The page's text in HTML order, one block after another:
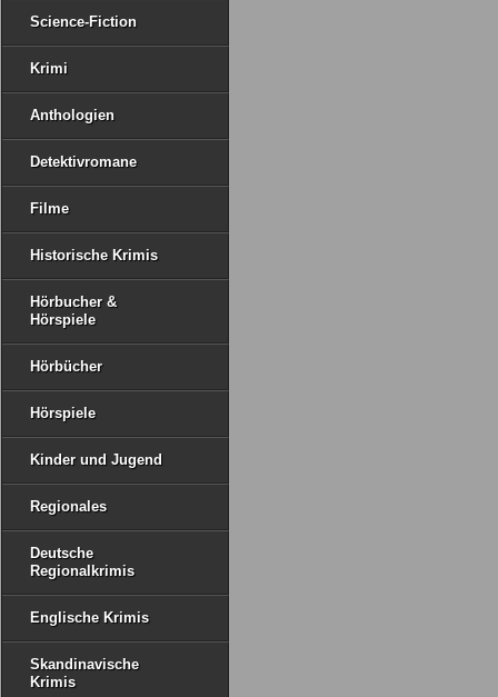
Science-Fiction
Krimi
Anthologien
Detektivromane
Filme
Historische Krimis
Hörbucher &
Hörspiele
Hörbücher
Hörspiele
Kinder und Jugend
Regionales
Deutsche
Regionalkrimis
Englische Krimis
Skandinavische
Krimis